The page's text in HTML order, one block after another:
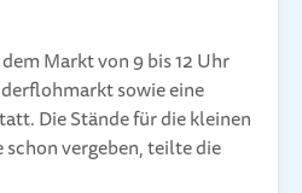
Markt von 9 bis 12 Uhr
sowie eine
Die Stände für die kleinen
vergeben, teilte die